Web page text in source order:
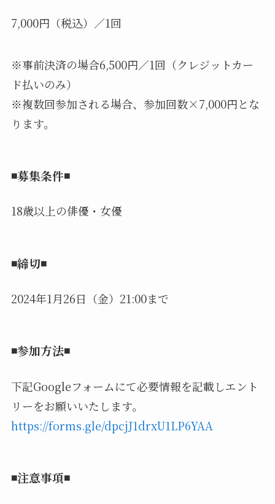
7,000円（税込）／1回
※事前決済の場合6,500円／1回（クレジットカー
ド払いのみ）
※複数回参加される場合、参加回数×7,000円とな
ります。
◾️募集条件◾️
18歳以上の俳優・女優
◾️締切◾️
2024年1月26日（金）21:00まで
◾️参加方法◾️
下記Googleフォームにて必要情報を記載しエント
リーをお願いいたします。
https://forms.gle/dpcjJ1drxU1LP6YAA
◾️注意事項◾️